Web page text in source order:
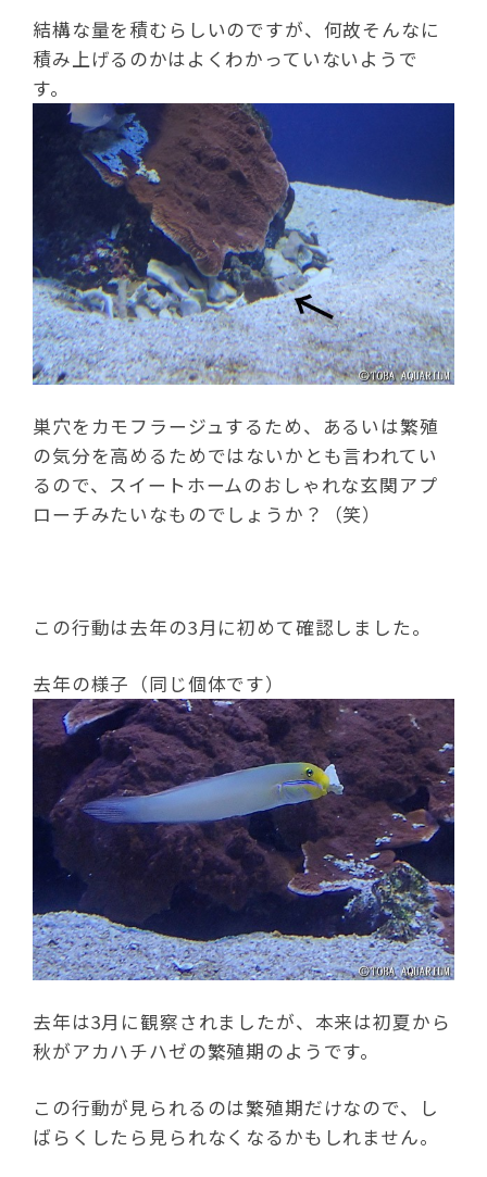
結構な量を積むらしいのですが、何故そんなに
積み上げるのかはよくわかっていないようで
す。
巣穴をカモフラージュするため、あるいは繁殖
の気分を高めるためではないかとも言われてい
るので、スイートホームのおしゃれな玄関アプ
ローチみたいなものでしょうか？（笑）
この行動は去年の3月に初めて確認しました。
去年の様子（同じ個体です）
去年は3月に観察されましたが、本来は初夏から
秋がアカハチハゼの繁殖期のようです。
この行動が見られるのは繁殖期だけなので、し
ばらくしたら見られなくなるかもしれません。